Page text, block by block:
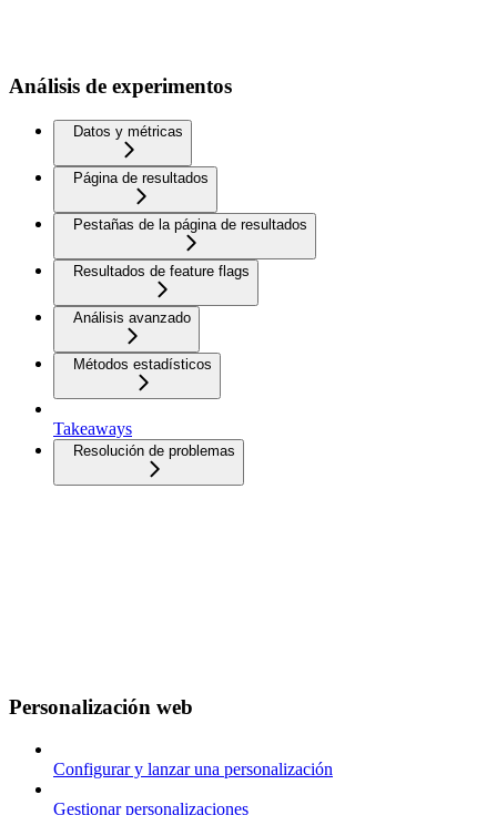
Análisis de experimentos
Datos y métricas
Página de resultados
Pestañas de la página de resultados
Resultados de feature flags
Análisis avanzado
Métodos estadísticos
Takeaways
Resolución de problemas
Personalización web
Configurar y lanzar una personalización
Gestionar personalizaciones